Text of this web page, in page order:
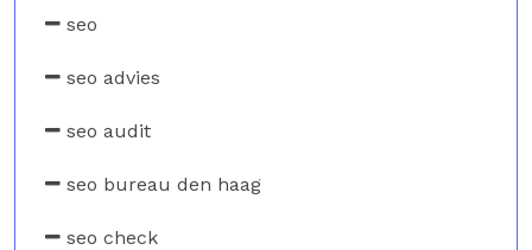
seo
seo advies
seo audit
seo bureau den haag
seo check